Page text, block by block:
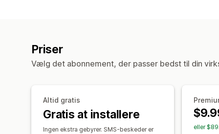
Priser
Vælg det abonnement, der passer bedst til din
Altid gratis
Gratis at installere
Ingen ekstra gebyrer. SMS-beskeder er
eller